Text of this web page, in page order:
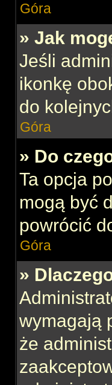
Góra
» Jak
Jeśli
ikonkę
do
Góra
» Do
Ta opcja
mogą być
powrócić
Góra
»
wymagają
że